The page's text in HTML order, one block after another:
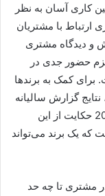
کاری آسان به نظر
ارتباط با مشتریان
و دیدگاه مشتری
حضور جدی در
برای کمک به برند‌ها
گزارش سالیانه
شاخص‌های گرایش مصرف کننده در سال 2024 حکایت از این
که یک برند می‌تواند
مشتری تا چه حد